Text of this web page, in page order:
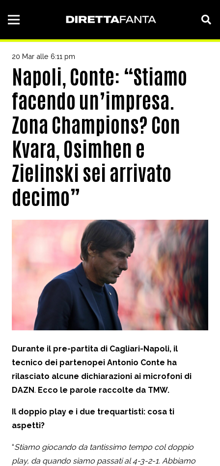
20 Mar alle 6:11 pm
Napoli, Conte: “Stiamo
facendo un’impresa.
Zona Champions? Con
Kvara, Osimhen e
Zielinski sei arrivato
decimo”
Durante il pre-partita di Cagliari-Napoli, il
tecnico dei partenopei Antonio Conte ha
rilasciato alcune dichiarazioni ai microfoni di
DAZN. Ecco le parole raccolte da TMW.
Il doppio play e i due trequartisti: cosa ti
aspetti?
“Stiamo giocando da tantissimo tempo col doppio
play, da quando siamo passati al 4-3-2-1. Abbiamo